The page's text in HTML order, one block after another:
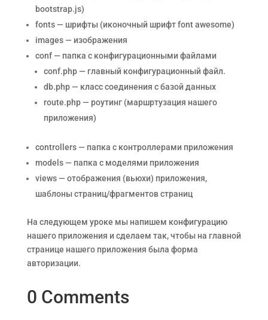
bootstrap.js)
fonts — шрифты (иконочный шрифт font awesome)
images — изображения
conf — папка с конфигурационными файлами
conf.php — главный конфигурационный файл.
db.php — класс соединения с базой данных
route.php — роутинг (маршртузация нашего
приложения)
controllers — папка с контроллерами приложения
models — папка с моделями приложения
views — отображения (вьюхи) приложения,
шаблоны страниц/фрагментов страниц
На следующем уроке мы напишем конфигурацию
нашего приложения и сделаем так, чтобы на главной
странице нашего приложения была форма
авторизации.
0 Comments